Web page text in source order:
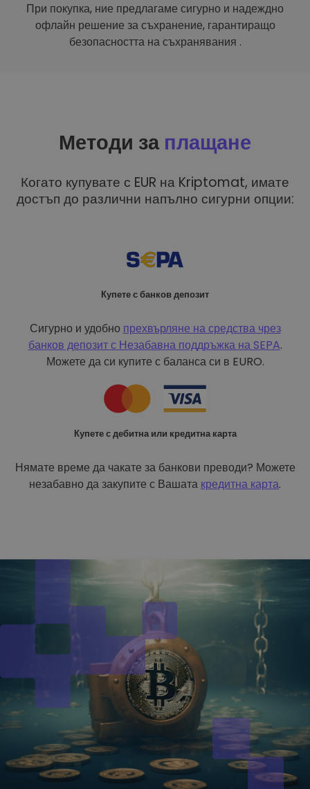
При покупка, ние предлагаме сигурно и надеждно
офлайн решение за съхранение, гарантиращо
безопасността на съхранявания .
Методи за плащане
Когато купувате с EUR на Kriptomat, имате
достъп до различни напълно сигурни опции:
Купете с банков депозит
Сигурно и удобно прехвърляне на средства чрез
банков депозит с Незабавна поддръжка на SEPA.
Можете да си купите с баланса си в EURO.
Купете с дебитна или кредитна карта
Нямате време да чакате за банкови преводи? Можете
незабавно да закупите с Вашата кредитна карта.